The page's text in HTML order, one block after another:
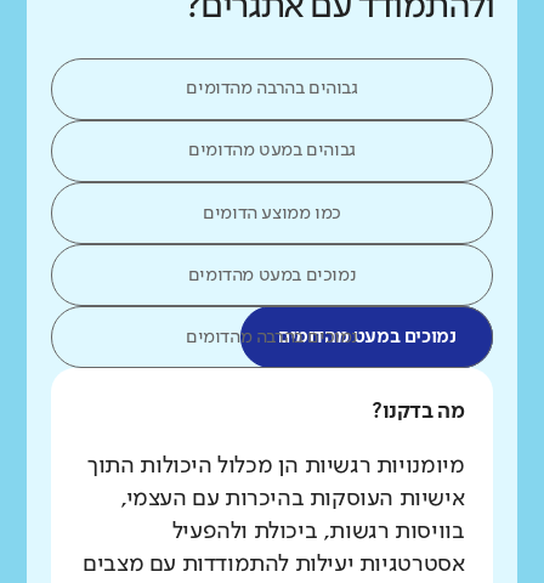
גבוהים בהרבה מהדומים
גבוהים במעט מהדומים
כמו ממוצע הדומים
נמוכים במעט מהדומים
נמוכים במעט מהדומיםנמוכים בהרבה מהדומים
מה בדקנו?
מיומנויות רגשיות הן מכלול היכולות התוך
אישיות העוסקות בהיכרות עם העצמי,
בוויסות רגשות, ביכולת ולהפעיל
אסטרטגיות יעילות להתמודדות עם מצבים